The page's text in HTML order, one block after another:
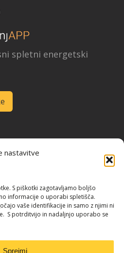
nastavitve
S piškotki zagotavljamo boljšo
informacije o uporabi spletišča.
vaše identifikacije in samo z njimi ni
S potrditvijo in nadaljnjo uporabo se
Sprejmi
spletni energetski